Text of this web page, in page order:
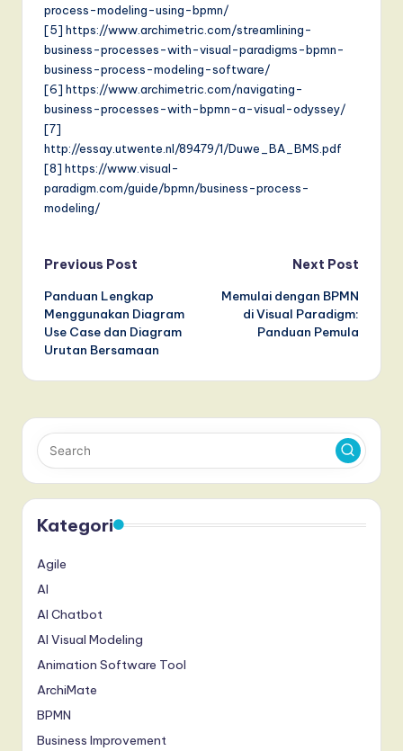
process-modeling-using-bpmn/
[5] https://www.archimetric.com/streamlining-
business-processes-with-visual-paradigms-bpmn-
business-process-modeling-software/
[6] https://www.archimetric.com/navigating-
business-processes-with-bpmn-a-visual-odyssey/
[7]
http://essay.utwente.nl/89479/1/Duwe_BA_BMS.pdf
[8] https://www.visual-
paradigm.com/guide/bpmn/business-process-
modeling/
Post
navigation
Previous Post
Panduan Lengkap
Menggunakan Diagram
Use Case dan Diagram
Urutan Bersamaan
Next Post
Memulai dengan BPMN
di Visual Paradigm:
Panduan Pemula
Kategori
Agile
AI
AI Chatbot
AI Visual Modeling
Animation Software Tool
ArchiMate
BPMN
Business Improvement